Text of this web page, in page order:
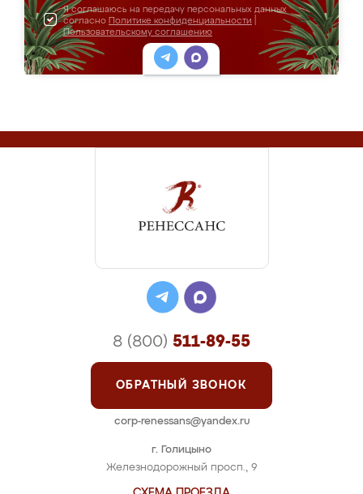
Я соглашаюсь на передачу персональных данных
согласно Политике конфиденциальности
Пользовательскому соглашению
г. Голицыно
Железнодорожный просп., 9
8 (800) 511-89-55
ОБРАТНЫЙ ЗВОНОК
corp-renessans@yandex.ru